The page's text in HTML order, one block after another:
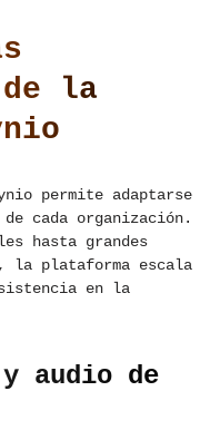
la
permite adaptarse
cada organización.
hasta grandes
la plataforma escala
en la
audio de